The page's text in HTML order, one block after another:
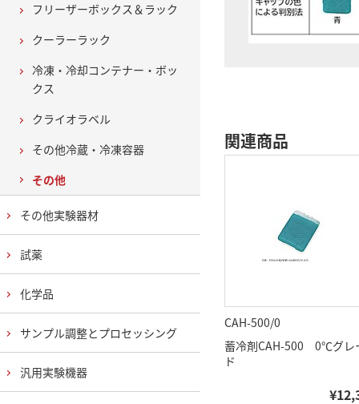
関連商品
CAH-500/0
蓄冷剤CAH-500 0℃グレ
ド
フリーザーボックス＆ラック
クーラーラック
冷凍・冷却コンテナー・ボッ
クス
クライオラベル
その他冷蔵・冷凍容器
その他
その他実験器材
試薬
化学品
サンプル調整とプロセッシング
汎用実験機器